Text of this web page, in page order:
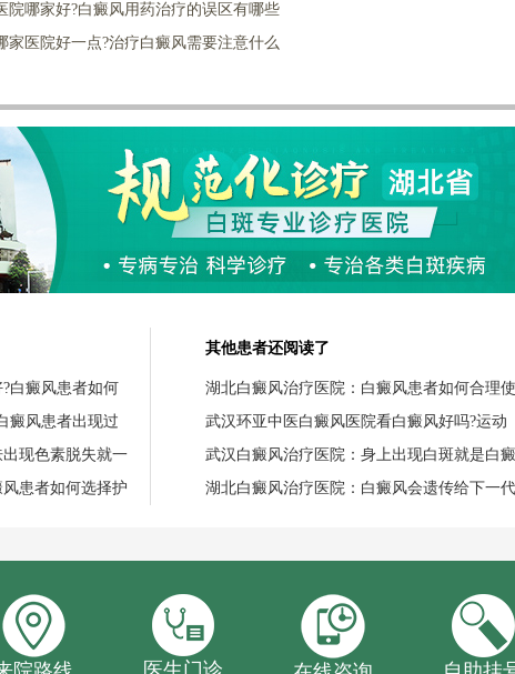
院哪家好?白癜风用药治疗的误区有哪些
家医院好一点?治疗白癜风需要注意什么
白癜风患者如何
癜风患者出现过
现色素脱失就一
患者如何选择护
其他患者还阅读了
湖北白癜风治疗医院：白癜风患者如何合理使
武汉环亚中医白癜风医院看白癜风好吗?运动
武汉白癜风治疗医院：身上出现白斑就是白癜
湖北白癜风治疗医院：白癜风会遗传给下一代
医生门诊